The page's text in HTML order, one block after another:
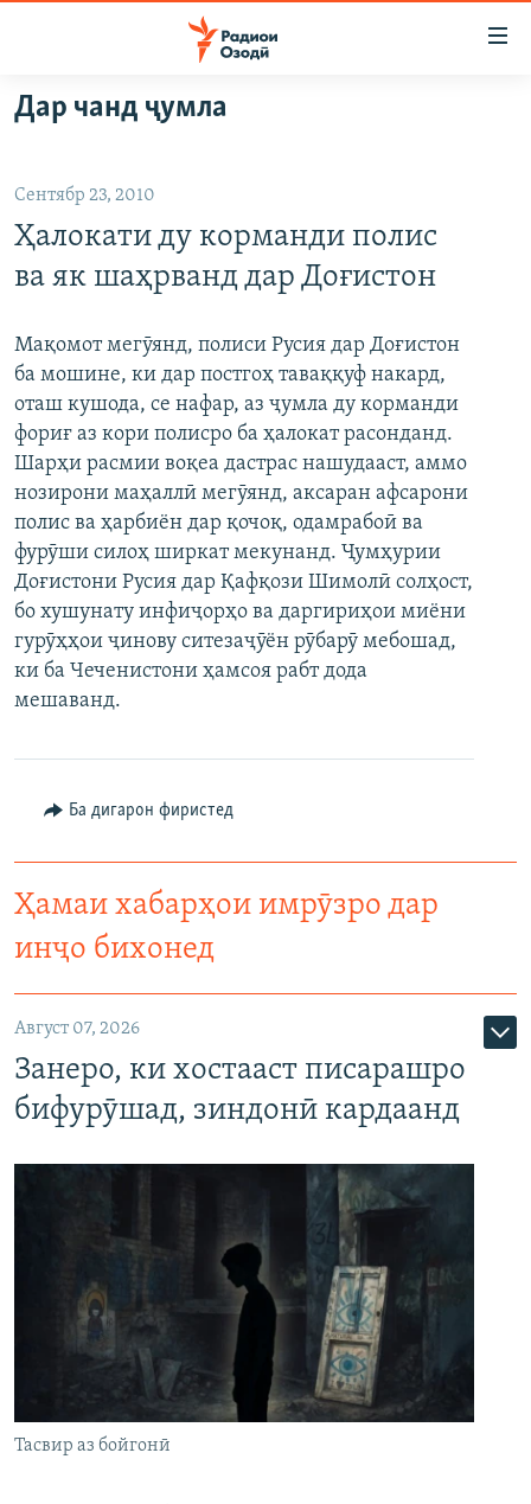
Ҷаҳиш
ба
аслӣ
ба
феҳристи
Ҷаҳиш
ба
ГӮШАҲО
ҚАЗИЯИ "КРОКУС"
ОСИЁИ МАРКАЗӢ
ФАРҲАНГ
МЕҲМОНИ ОЗОДӢ
ВАРЗИШ
РӮЗГОРИ МУҲОҶИР
САЛОМ, ХОҲАР
ҶАНГ ДАР УКРАИНА
НАЗАРИ МАРДУМ
БЛОГИСТОН
ОЗОДӢ ОНЛАЙН
ЧАНДРАСОНАӢ
ВИДЕО
НИГОРИСТОН
ГУЗОРИШҲОИ РАДИОӢ
РӮЙХАТҲО
КИТОБҲОИ ОЗОДӢ
Русский
ПАЙГИРӢ КУНЕД
Ҳамаи сомонаҳои RFE/RL
Дар чанд ҷумла
Сентябр 23, 2010
Ҳалокати ду корманди полис
ва як шаҳрванд дар Доғистон
Мақомот мегӯянд, полиси Русия дар Доғистон
ба мошине, ки дар постгоҳ таваққуф накард,
оташ кушода, се нафар, аз ҷумла ду корманди
фориғ аз кори полисро ба ҳалокат расонданд.
Шарҳи расмии воқеа дастрас нашудааст, аммо
нозирони маҳаллӣ мегӯянд, аксаран афсарони
полис ва ҳарбиён дар қочоқ, одамрабоӣ ва
фурӯши силоҳ ширкат мекунанд. Ҷумҳурии
Доғистони Русия дар Қафқози Шимолӣ солҳост,
бо хушунату инфиҷорҳо ва даргириҳои миёни
гурӯҳҳои ҷинову ситезаҷӯён рӯбарӯ мебошад,
ки ба Чеченистони ҳамсоя рабт дода
мешаванд.
Ба дигарон фиристед
Ҳамаи хабарҳои имрӯзро дар
инҷо бихонед
Август 07, 2026
Занеро, ки хостааст писарашро
бифурӯшад, зиндонӣ кардаанд
Тасвир аз бойгонӣ